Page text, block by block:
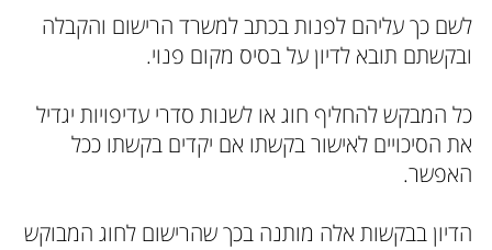
לשם כך עליהם לפנות בכתב למשרד הרישום והקבלה
ובקשתם תובא לדיון על בסיס מקום פנוי.
כל המבקש להחליף חוג או לשנות סדרי עדיפויות יגדיל
את הסיכויים לאישור בקשתו אם יקדים בקשתו ככל
האפשר.
הדיון בבקשות אלה מותנה בכך שהרישום לחוג המבוקש